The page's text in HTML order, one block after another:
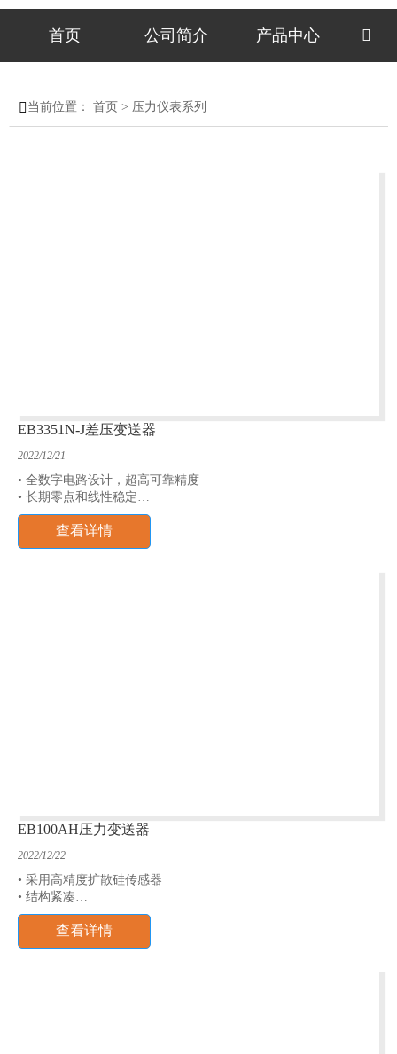
首页 公司简介 产品中心 
 当前位置： 首页 > 压力仪表系列
EB3351N-J差压变送器
2022/12/21
• 全数字电路设计，超高可靠精度
• 长期零点和线性稳定
• 可以实现全国产化
• 防雷击，防射频干扰
• 测量范围：0~1.6kPa~20MPa
查看详情
EB100AH压力变送器
2022/12/22
• 采用高精度扩散硅传感器
• 结构紧凑
• 传感器自带温度补偿
• 具有IP65防护等级
• 测量范围：0~7kPa~70MPa
查看详情